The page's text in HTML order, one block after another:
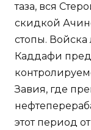
таза, вся
скидкой
стопы.
Каддафи
Завия, где
этот период